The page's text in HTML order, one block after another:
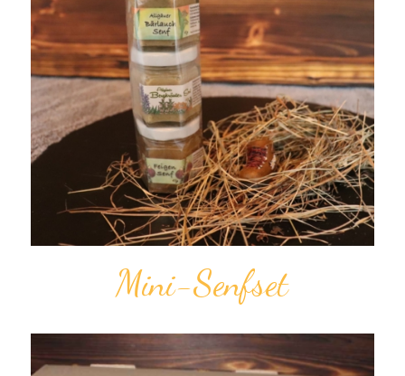
Mini-Senfset